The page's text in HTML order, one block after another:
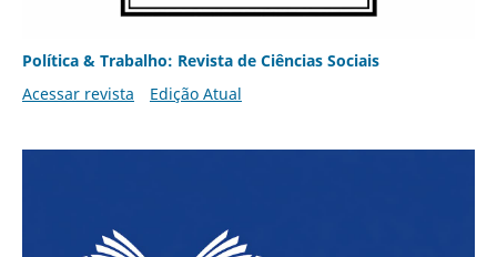
Política & Trabalho: Revista de Ciências Sociais
Acessar revista
Edição Atual